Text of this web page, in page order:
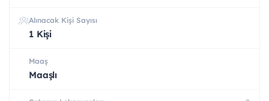
Alınacak Kişi Sayısı
1 Kişi
Maaş
Maaşlı